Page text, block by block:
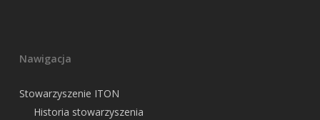
Nawigacja
Stowarzyszenie ITON
Historia stowarzyszenia